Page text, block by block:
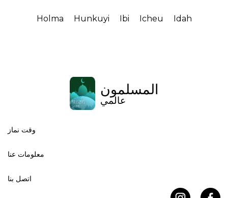
Holma Hunkuyi Ibi Icheu Idah
المسلمون
عالمي
وقت نماز
معلومات عنا
اتصل بنا